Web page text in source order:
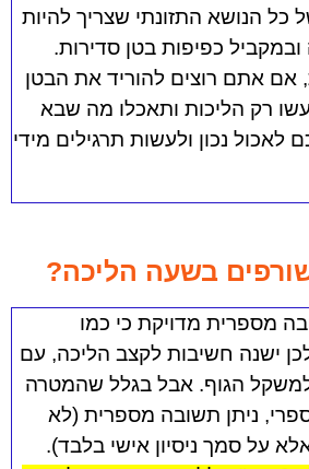
כל הנושא התזונתי שצריך להיות
כפיפות בטן סדירות.
אם אתם רוצים להוריד את הבטן
רק הליכות ותאכלו מה שבא
לאכול נכון ולעשות תרגילים מידי
בשעה הליכה?
מספרית מדויקת כי כמו
ישנה חשיבות לקצב הליכה, עם
למשקל הגוף. אבל בגלל שהמטרה
ניתן תשובה מספרית (לא